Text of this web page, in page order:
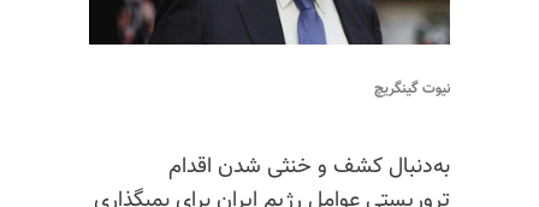
نیوت گینگریچ
به‌دنبال کشف و خنثی شدن اقدام